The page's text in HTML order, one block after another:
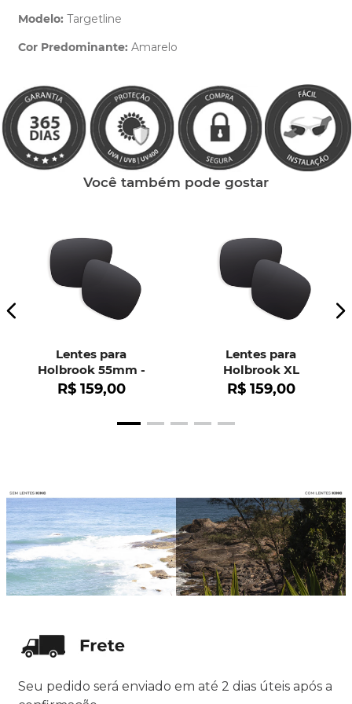
Modelo: Targetline
Cor Predominante: Amarelo
Você também pode gostar
Lentes para
Holbrook 55mm -
OO9102
R$ 159,00
Lentes para
Holbrook XL
R$ 159,00
Seu pedido será enviado em até 2 dias úteis após a